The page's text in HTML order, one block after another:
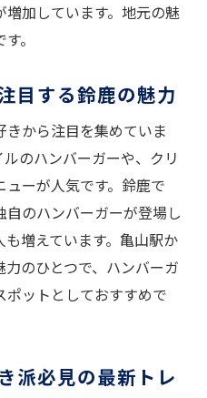
ピーハンバーガーの魅
バーガーを満喫する方
ーガー最新事情をチェ
ぶ満足度の高いハンバ
プン情報を事前に知る
Maker'sの人気メニュー傾
加しています。地元の魅
。
目する鈴鹿の魅力
から注目を集めていま
のハンバーガーや、クリ
ーが人気です。鈴鹿で
のハンバーガーが登場し
増えています。亀山駅か
のひとつで、ハンバーガ
ットとしておすすめで
派必見の最新トレ